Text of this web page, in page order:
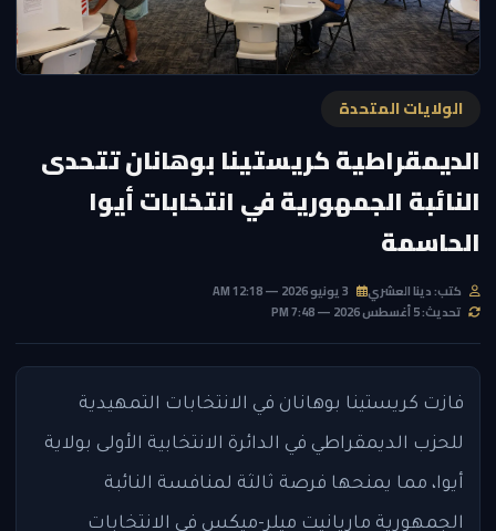
الولايات المتحدة
الديمقراطية كريستينا بوهانان تتحدى
النائبة الجمهورية في انتخابات أيوا
الحاسمة
كتب: دينا العشري
تحديث: 5 أغسطس 2026 — 7:48 PM
فازت كريستينا بوهانان في الانتخابات التمهيدية
للحزب الديمقراطي في الدائرة الانتخابية الأولى بولاية
أيوا، مما يمنحها فرصة ثالثة لمنافسة النائبة
الجمهورية ماريانيت ميلر-ميكس في الانتخابات